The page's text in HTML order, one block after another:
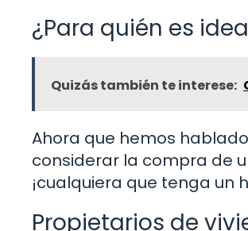
¿Para quién es
Quizás también te interese:
Ahora que hemos
considerar la compra de
¡cualquiera que tenga un
Propietarios de